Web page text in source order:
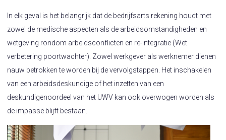
In elk geval is het belangrijk dat de bedrijfsarts rekening houdt met
zowel de medische aspecten als de arbeidsomstandigheden en
wetgeving rondom arbeidsconflicten en re-integratie (Wet
verbetering poortwachter). Zowel werkgever als werknemer dienen
nauw betrokken te worden bij de vervolgstappen. Het inschakelen
van een arbeidsdeskundige of het inzetten van een
deskundigenoordeel van het UWV kan ook overwogen worden als
de impasse blijft bestaan.